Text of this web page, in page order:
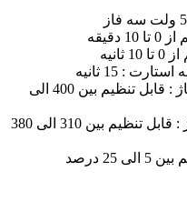
: 15 ثانیه
قطع خروجی برای افزایش ولتاژ : قابل تنظیم بین 400 الی
قطع خروجی برای کاهش ولتاژ : قابل تنظیم بین 310 الی 380
درصد